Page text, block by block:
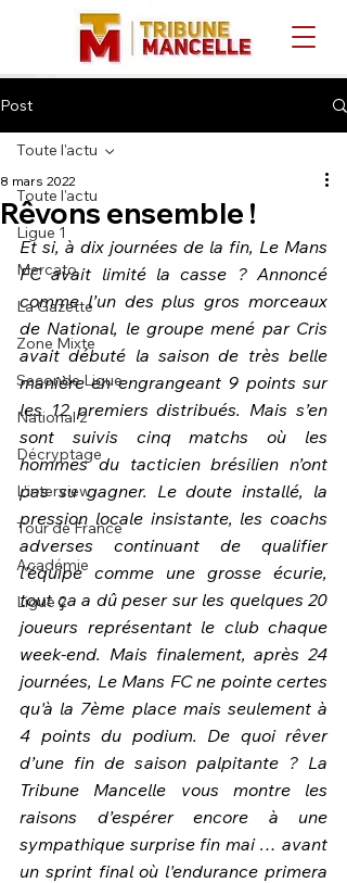
Post
Toute l'actu
Ligue 1
Mercato
La Gazette
Zone Mixte
Seconde Ligue
National 2
Décryptage
L'interview
Tour de France
Académie
Ligue 2
Toute l'actu
Rêvons ensemble !
8 mars 2022
Et si, à dix journées de la fin, Le Mans
FC avait limité la casse ? Annoncé
comme l’un des plus gros morceaux
de National, le groupe mené par Cris
avait débuté la saison de très belle
manière en engrangeant 9 points sur
les 12 premiers distribués. Mais s’en
sont suivis cinq matchs où les
hommes du tacticien brésilien n’ont
pas su gagner. Le doute installé, la
pression locale insistante, les coachs
adverses continuant de qualifier
l’équipe comme une grosse écurie,
tout ça a dû peser sur les quelques 20
joueurs représentant le club chaque
week-end. Mais finalement, après 24
journées, Le Mans FC ne pointe certes
qu'à la 7ème place mais seulement à
4 points du podium. De quoi rêver
d’une fin de saison palpitante ? La
Tribune Mancelle vous montre les
raisons d’espérer encore à une
sympathique surprise fin mai … avant
un sprint final où l'endurance primera